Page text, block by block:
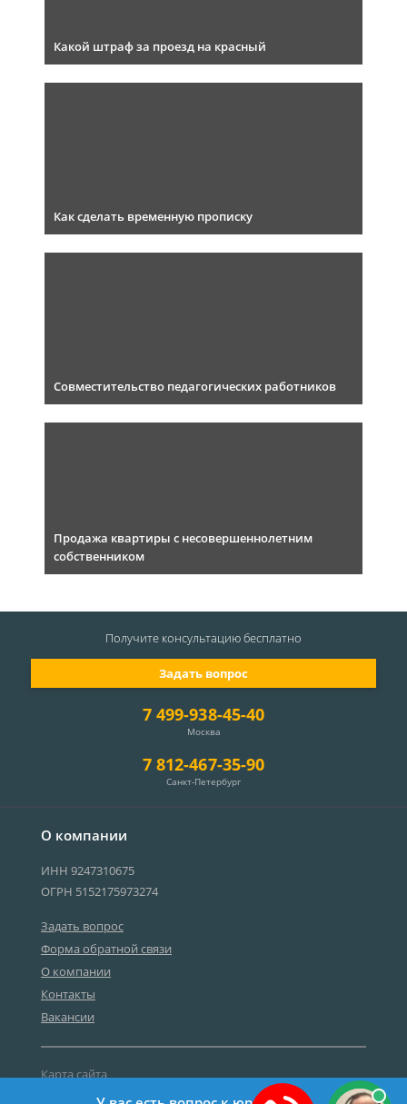
Какой штраф за проезд на красный
Как сделать временную прописку
Совместительство педагогических работников
Продажа квартиры с несовершеннолетним
собственником
О компании
ИНН 9247310675
ОГРН 5152175973274
Задать вопрос
Форма обратной связи
О компании
Контакты
Вакансии
Карта сайта
Политика персональных данных
7 499-938-45-40
Москва
7 812-467-35-90
Санкт-Петербург
Задать вопрос
Получите консультациюбесплатно